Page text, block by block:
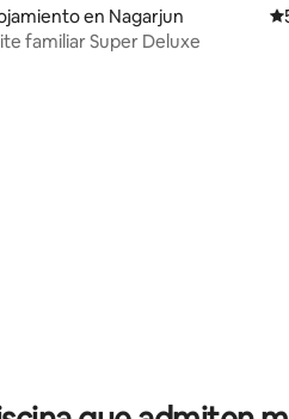
5 de 5, 3 reseñas
en Nagarjun
familiar Super Deluxe